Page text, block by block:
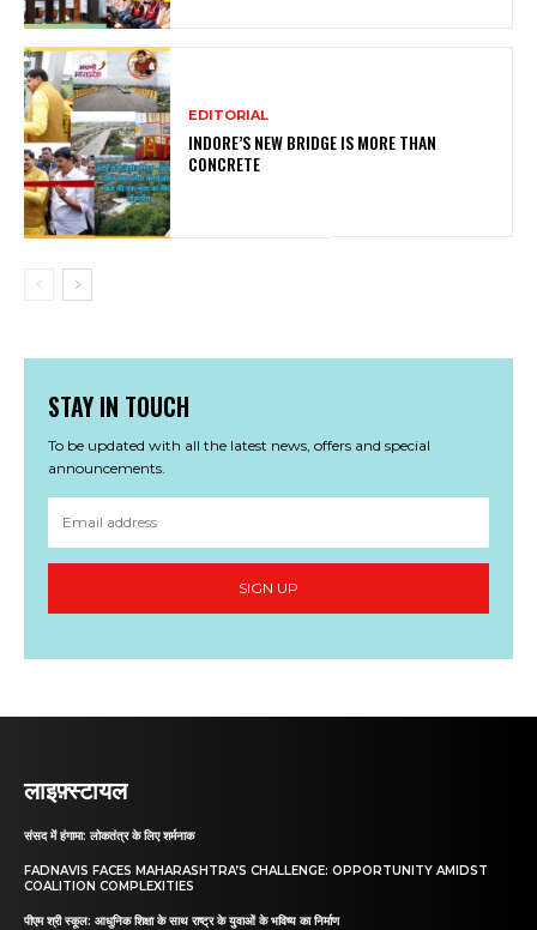
EDITORIAL
INDORE’S NEW BRIDGE IS MORE THAN
CONCRETE
STAY IN TOUCH
To be updated with all the latest news, offers and special
announcements.
SIGN UP
लाइफ़्स्टायल
संसद में हंगामा: लोकतंत्र के लिए शर्मनाक
FADNAVIS FACES MAHARASHTRA’S CHALLENGE: OPPORTUNITY AMIDST
COALITION COMPLEXITIES
पीएम श्री स्कूल: आधुनिक शिक्षा के साथ राष्ट्र के युवाओं के भविष्य का निर्माण